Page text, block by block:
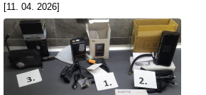
[11. 04. 2026]